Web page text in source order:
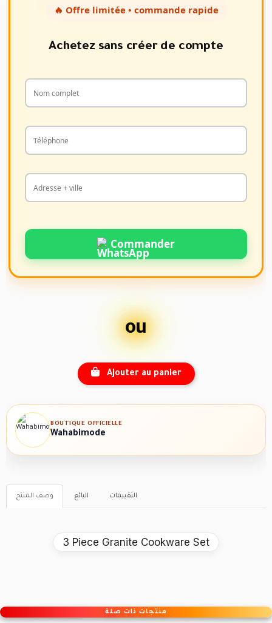
🔥 Offre limitée • commande rapide
Achetez sans créer de compte
Commander
ou
Ajouter au panier
BOUTIQUE OFFICIELLE
Wahabimode
وصف المنتج البائع التقييمات
3 Piece Granite Cookware Set
منتجات ذات صلة